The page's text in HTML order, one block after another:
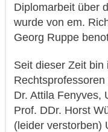
Diplomarbeit über
wurde von em.
Georg Ruppe
Seit dieser Zeit
Dr. Attila Fenyves,
Prof. DDr. Horst
(leider verstorben)